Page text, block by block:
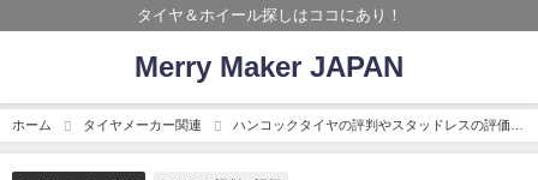
タイヤ＆ホイール探しはココにあり！
Merry Maker JAPAN
ホーム タイヤメーカー関連
ハンコックタイヤの評判やスタッドレスの評価
は？